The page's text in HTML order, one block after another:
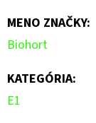
MENO ZNAČKY:
Biohort
KATEGÓRIA:
E1